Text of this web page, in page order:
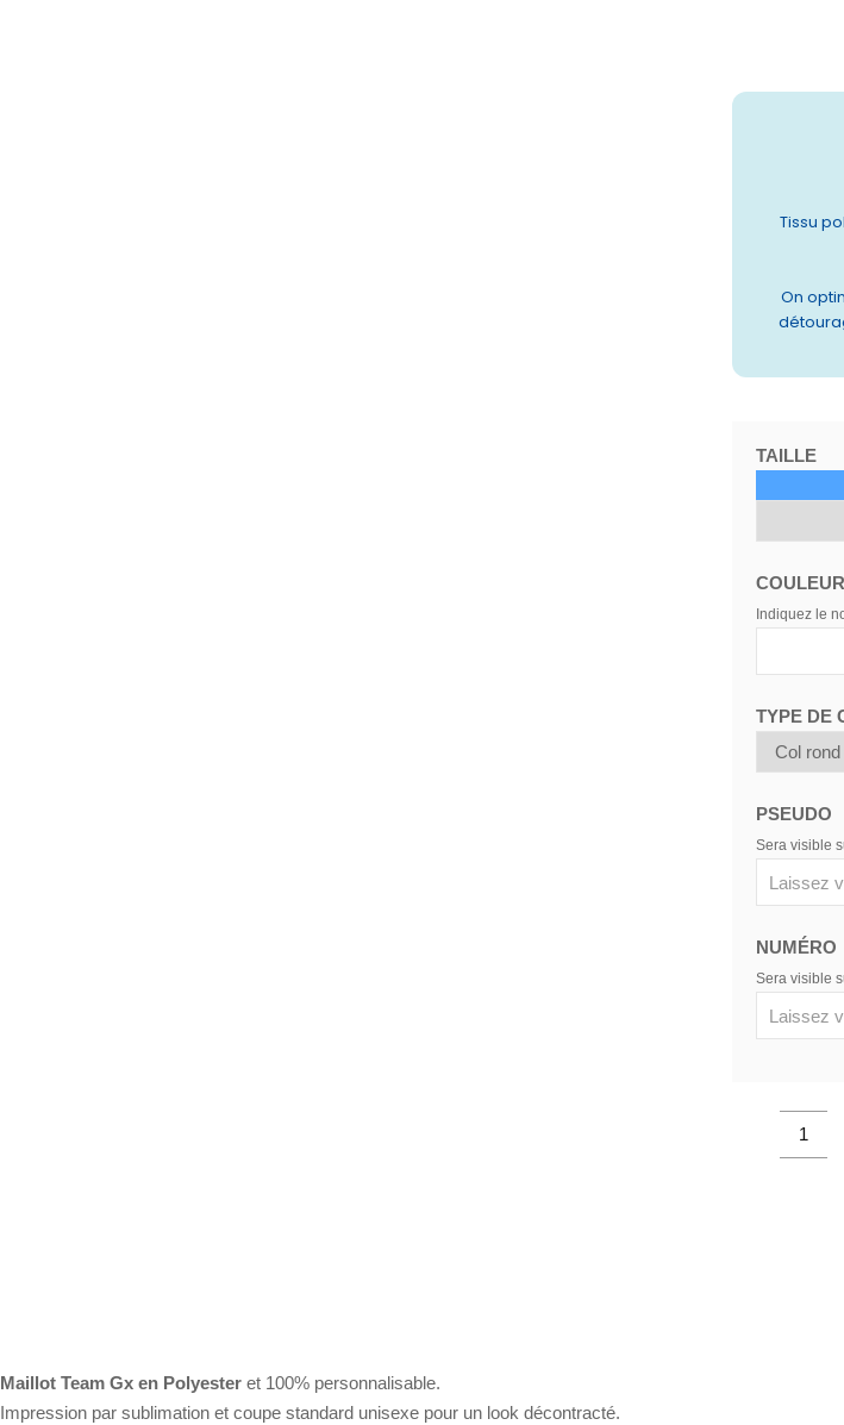
Tissu
On
TAILLE
Indiquez le
TYPE DE
PSEUDO
Sera visible
NUMÉRO
Sera visible
Maillot
Team
Maillot Team Gx en Polyester et 100% personnalisable.
Impression par sublimation et coupe standard unisexe pour un look décontracté.